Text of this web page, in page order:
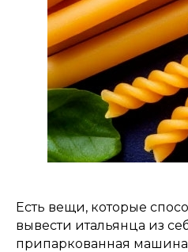
Есть вещи, которые
вывести итальянца из
припаркованная